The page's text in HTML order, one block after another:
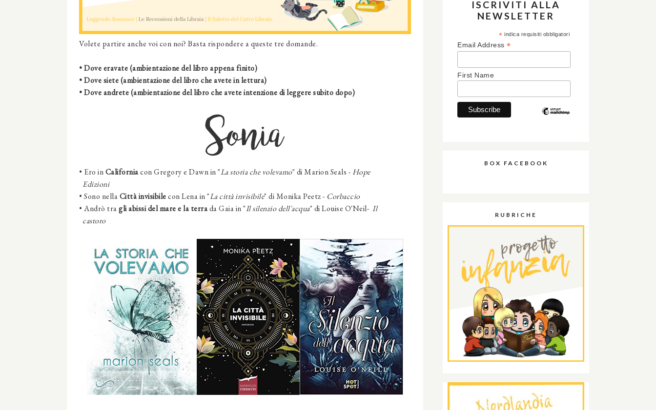
Volete partire anche voi con noi? Basta rispondere a queste tre domande.
• Dove eravate (ambientazione del libro appena finito)
• Dove siete (ambientazione del libro che avete in lettura)
• Dove andrete (ambientazione del libro che avete intenzione di leggere subito dopo)
Sonia
• Ero inCaliforniaconGregory e Dawnin"La storia che volevamo" di Marion Seals - Hope
Edizioni
• Sono nellaCittà invisibileconLenain"La città invisibile" di Monika Peetz - Corbaccio
• Andrò tragli abissi del mare e la terrada Gaia in "Il silenzio dell'acqua" di Louise O'Neil- Il
castoro
ISCRIVITI ALLA
NEWSLETTER
* indica requisiti obbligatori
Email Address *
First Name
BOX FACEBOOK
RUBRICHE